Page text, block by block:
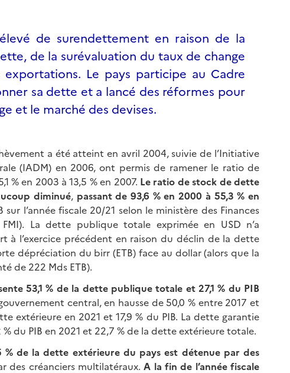
de surendettement en raison de la
de la surévaluation du taux de change
Le pays participe au Cadre
sa dette et a lancé des réformes pour
et le marché des devises.
a été atteint en avril 2004, suivie de l’Initiative
(IADM) en 2006, ont permis de ramener le ratio de
% en 2003 à 13,5 % en 2007. Le ratio de stock de dette
diminué, passant de 93,6 % en 2000 à 55,3 % en
sur l’année fiscale 20/21 selon le ministère des Finances
La dette publique totale exprimée en USD n’a
à l’exercice précédent en raison du déclin de la dette
dépréciation du birr (ETB) face au dollar (alors que la
de 222 Mds ETB).
53,1 % de la dette publique totale et 27,1 % du PIB
central, en hausse de 50,0 % entre 2017 et
extérieure en 2021 et 17,9 % du PIB. La dette garantie
du PIB en 2021 et 22,7 % de la dette extérieure totale.
% de la dette extérieure du pays est détenue par des
des créanciers multilatéraux.A la fin de l’année fiscale